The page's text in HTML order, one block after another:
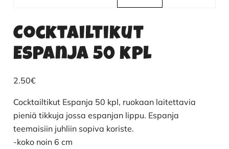
Cocktailtikut
Espanja 50 kpl
2.50€
Cocktailtikut Espanja 50 kpl, ruokaan laitettavia
pieniä tikkuja jossa espanjan lippu. Espanja
teemaisiin juhliin sopiva koriste.
-koko noin 6 cm